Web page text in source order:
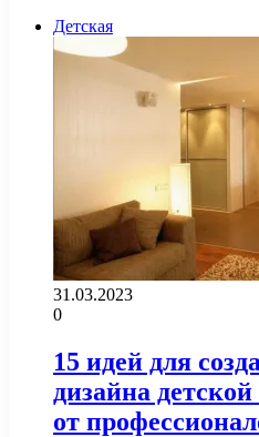
Детская
31.03.2023
0
15 идей для
дизайна
от